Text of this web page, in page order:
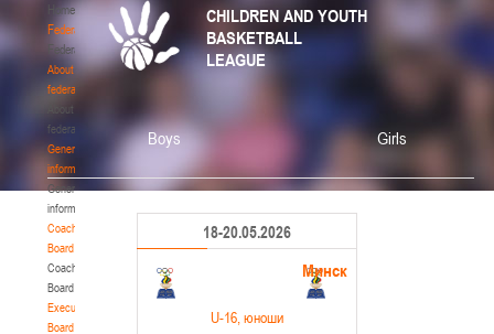
Home
Federation
Federation
About
federation
About
federation
General
information
General
information
Coaching
Board
Coaching
Board
Executive
Board
CHILDREN AND YOUTH
BASKETBALL
LEAGUE
Boys Girls
18-20.05.2026
Минск
U-16 , юноши